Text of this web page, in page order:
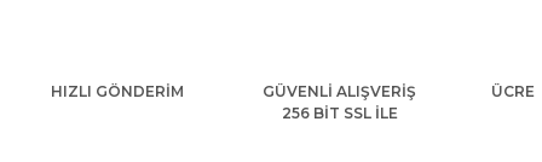
HIZLI GÖNDERİM
GÜVENLİ ALIŞVERİŞ
256 BİT SSL İLE